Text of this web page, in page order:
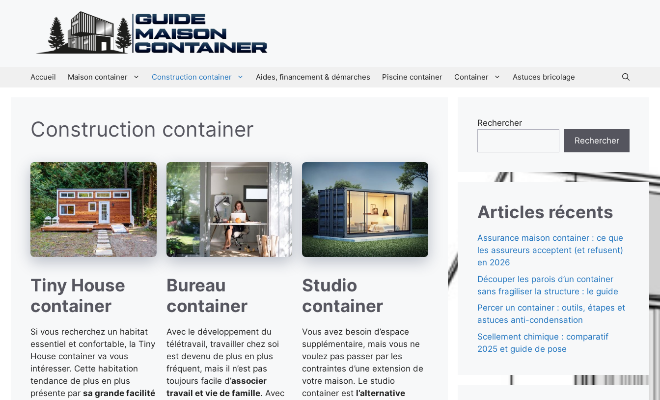
Accueil Maison container Construction container Aides, financement & démarches Piscine container Container Astuces bricolage
Construction container
Tiny House
container
Si vous recherchez un habitat
essentiel et confortable, la Tiny
House container va vous
intéresser. Cette habitation
tendance de plus en plus
présente par sa grande facilité
Bureau
container
Avec le développement du
télétravail, travailler chez soi
est devenu de plus en plus
fréquent, mais il n’est pas
toujours facile d’associer
travail et vie de famille. Avec
Studio
container
Vous avez besoin d’espace
supplémentaire, mais vous ne
voulez pas passer par les
contraintes d’une extension de
votre maison. Le studio
container est l’alternative
Rechercher
Rechercher
Articles récents
Assurance maison container : ce que
les assureurs acceptent (et refusent)
en 2026
Découper les parois d’un container
sans fragiliser la structure : le guide
Percer un container : outils, étapes et
astuces anti-condensation
Scellement chimique : comparatif
2025 et guide de pose